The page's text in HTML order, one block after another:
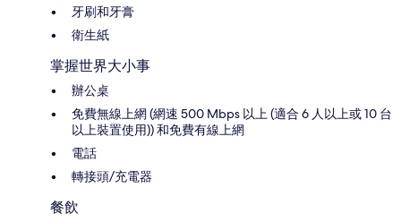
牙刷和牙膏
衛生紙
掌握世界大小事
辦公桌
免費無線上網 (網速 500 Mbps 以上 (適合 6 人以上或 10 台
以上裝置使用)) 和免費有線上網
電話
轉接頭/充電器
餐飲